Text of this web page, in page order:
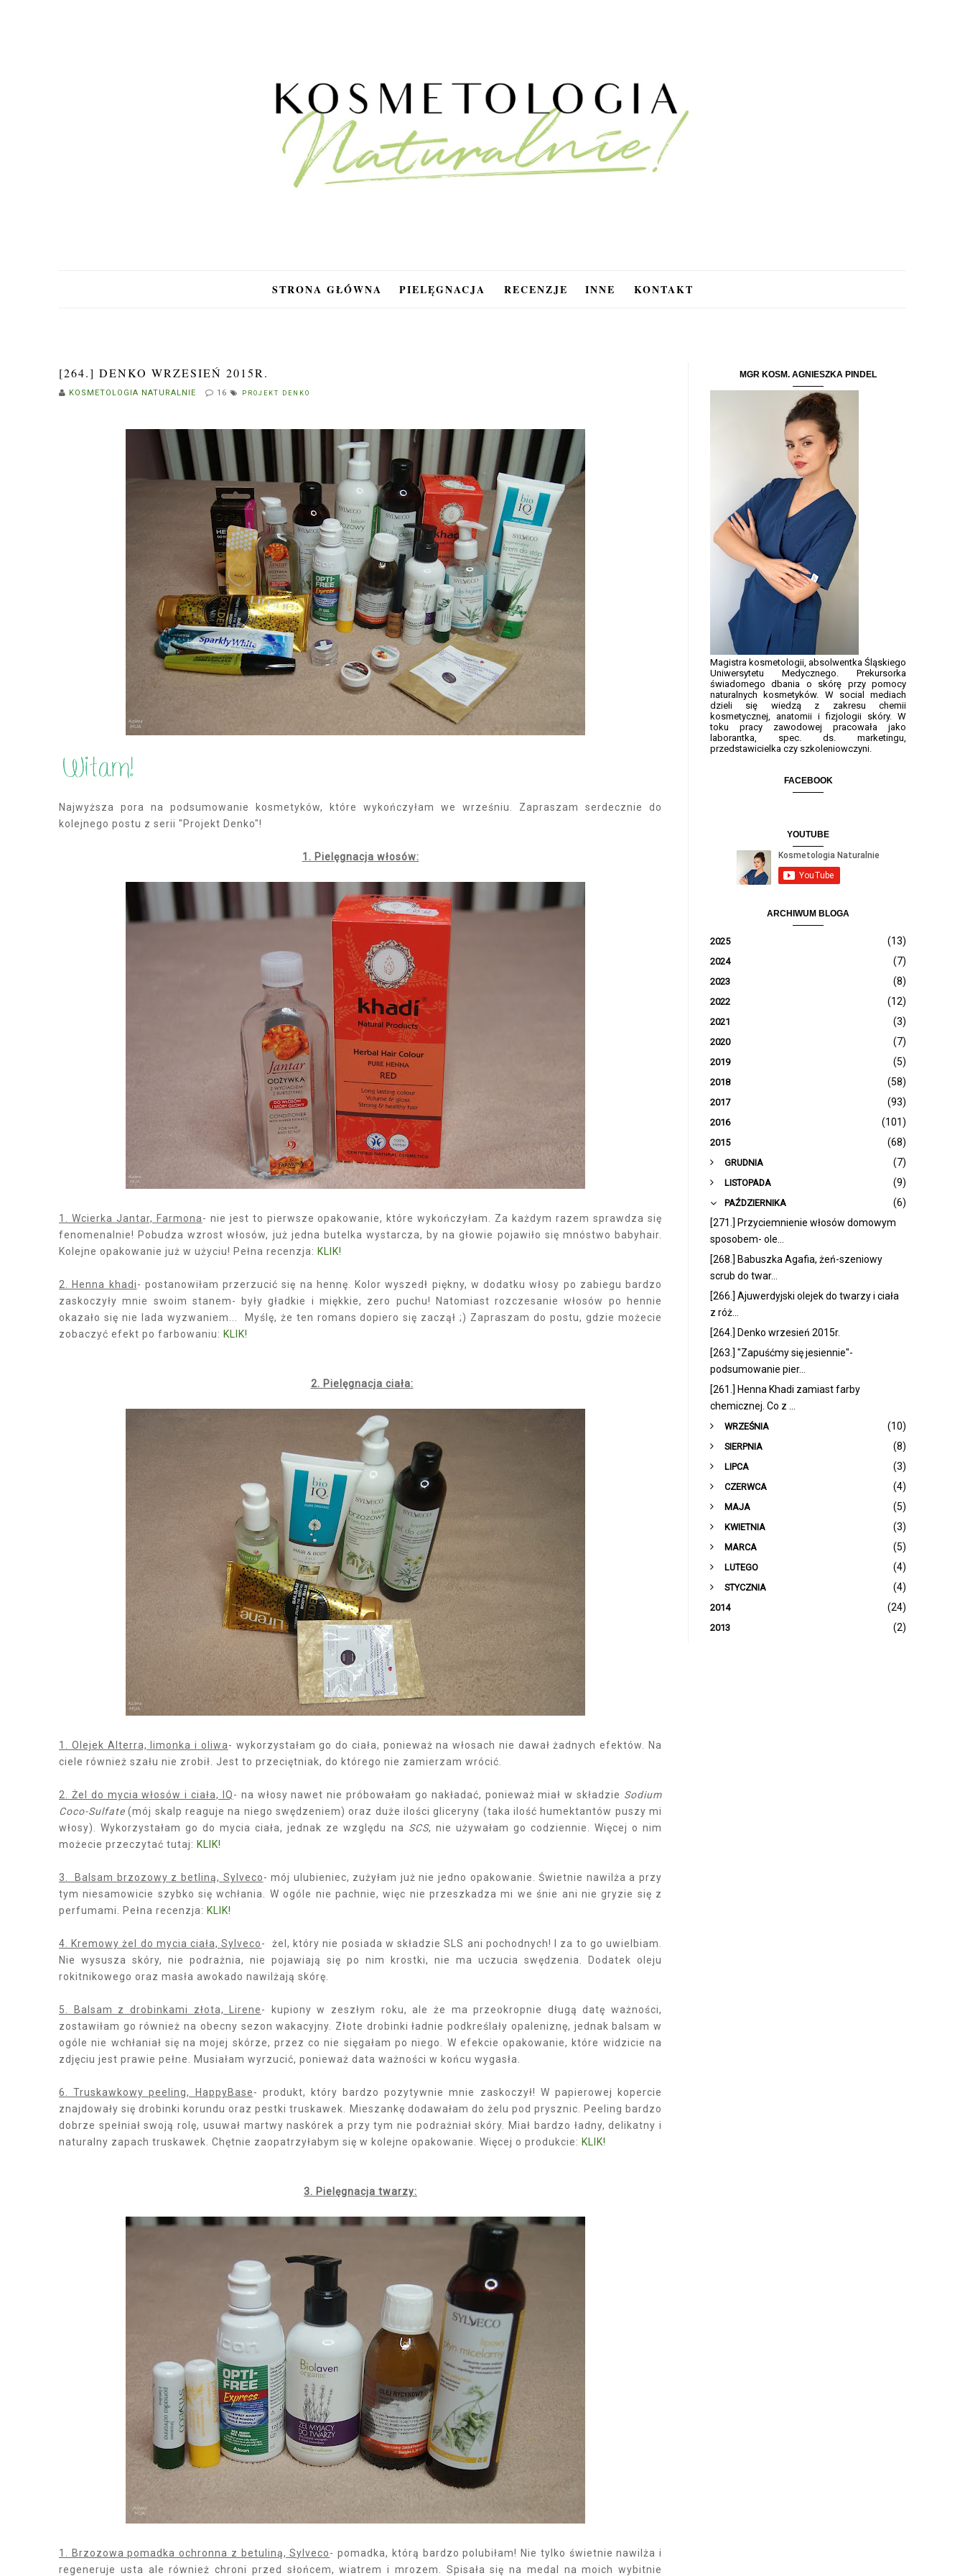
STRONA GŁÓWNA PIELĘGNACJA RECENZJE INNE KONTAKT
[264.] DENKO WRZESIEŃ 2015R.
KOSMETOLOGIA NATURALNIE 16 PROJEKT DENKO
Najwyższa pora na podsumowanie kosmetyków, które wykończyłam we wrześniu. Zapraszam serdecznie do
kolejnego postu z serii "Projekt Denko"!
1. Pielęgnacja włosów:
1. Wcierka Jantar, Farmona- nie jest to pierwsze opakowanie, które wykończyłam. Za każdym razem sprawdza się
fenomenalnie! Pobudza wzrost włosów, już jedna butelka wystarcza, by na głowie pojawiło się mnóstwo babyhair.
Kolejne opakowanie już w użyciu! Pełna recenzja: KLIK!
2. Henna khadi- postanowiłam przerzucić się na hennę. Kolor wyszedł piękny, w dodatku włosy po zabiegu bardzo
zaskoczyły mnie swoim stanem- były gładkie i miękkie, zero puchu! Natomiast rozczesanie włosów po hennie
okazało się nie lada wyzwaniem... Myślę, że ten romans dopiero się zaczął ;) Zapraszam do postu, gdzie możecie
zobaczyć efekt po farbowaniu: KLIK!
2. Pielęgnacja ciała:
1. Olejek Alterra, limonka i oliwa- wykorzystałam go do ciała, ponieważ na włosach nie dawał żadnych efektów. Na
ciele również szału nie zrobił. Jest to przeciętniak, do którego nie zamierzam wrócić.
2. Żel do mycia włosów i ciała, IQ- na włosy nawet nie próbowałam go nakładać, ponieważ miał w składzie Sodium
Coco-Sulfate (mój skalp reaguje na niego swędzeniem) oraz duże ilości gliceryny (taka ilość humektantów puszy mi
włosy). Wykorzystałam go do mycia ciała, jednak ze względu na SCS, nie używałam go codziennie. Więcej o nim
możecie przeczytać tutaj: KLIK!
3. Balsam brzozowy z betliną, Sylveco- mój ulubieniec, zużyłam już nie jedno opakowanie. Świetnie nawilża a przy
tym niesamowicie szybko się wchłania. W ogóle nie pachnie, więc nie przeszkadza mi we śnie ani nie gryzie się z
perfumami. Pełna recenzja: KLIK!
4. Kremowy żel do mycia ciała, Sylveco- żel, który nie posiada w składzie SLS ani pochodnych! I za to go uwielbiam.
Nie wysusza skóry, nie podrażnia, nie pojawiają się po nim krostki, nie ma uczucia swędzenia. Dodatek oleju
rokitnikowego oraz masła awokado nawilżają skórę.
5. Balsam z drobinkami złota, Lirene- kupiony w zeszłym roku, ale że ma przeokropnie długą datę ważności,
zostawiłam go również na obecny sezon wakacyjny. Złote drobinki ładnie podkreślały opaleniznę, jednak balsam w
ogóle nie wchłaniał się na mojej skórze, przez co nie sięgałam po niego. W efekcie opakowanie, które widzicie na
zdjęciu jest prawie pełne. Musiałam wyrzucić, ponieważ data ważności w końcu wygasła.
6. Truskawkowy peeling, HappyBase- produkt, który bardzo pozytywnie mnie zaskoczył! W papierowej kopercie
znajdowały się drobinki korundu oraz pestki truskawek. Mieszankę dodawałam do żelu pod prysznic. Peeling bardzo
dobrze spełniał swoją rolę, usuwał martwy naskórek a przy tym nie podrażniał skóry. Miał bardzo ładny, delikatny i
naturalny zapach truskawek. Chętnie zaopatrzyłabym się w kolejne opakowanie. Więcej o produkcie: KLIK!
3. Pielęgnacja twarzy:
1. Brzozowa pomadka ochronna z betuliną, Sylveco- pomadka, którą bardzo polubiłam! Nie tylko świetnie nawilża i
regeneruje usta ale również chroni przed słońcem, wiatrem i mrozem. Spisała się na medal na moich wybitnie
MGR KOSM. AGNIESZKA PINDEL
Magistra kosmetologii, absolwentka Śląskiego
Uniwersytetu Medycznego. Prekursorka
świadomego dbania o skórę przy pomocy
naturalnych kosmetyków. W social mediach
dzieli się wiedzą z zakresu chemii
kosmetycznej, anatomii i fizjologii skóry. W
toku pracy zawodowej pracowała jako
laborantka, spec. ds. marketingu,
przedstawicielka czy szkoleniowczyni.
FACEBOOK
YOUTUBE
ARCHIWUM BLOGA
2025 (13)
2024 (7)
2023 (8)
2022 (12)
2021 (3)
2020 (7)
2019 (5)
2018 (58)
2017 (93)
2016 (101)
2015
(68)
►
GRUDNIA
(7)
►
LISTOPADA
(9)
▼
PAŹDZIERNIKA
(6)
[271.] Przyciemnienie włosów domowym
sposobem- ole...
[268.] Babuszka Agafia, żeń-szeniowy
scrub do twar...
[266.] Ajuwerdyjski olejek do twarzy i ciała
z róż...
[264.] Denko wrzesień 2015r.
[263.] "Zapuśćmy się jesiennie"-
podsumowanie pier...
[261.] Henna Khadi zamiast farby
chemicznej. Co z ...
►
WRZEŚNIA
(10)
►
SIERPNIA
(8)
►
LIPCA
(3)
►
CZERWCA
(4)
►
MAJA
(5)
►
KWIETNIA
(3)
►
MARCA
(5)
►
LUTEGO
(4)
►
STYCZNIA (4)
2014 (24)
2013 (2)